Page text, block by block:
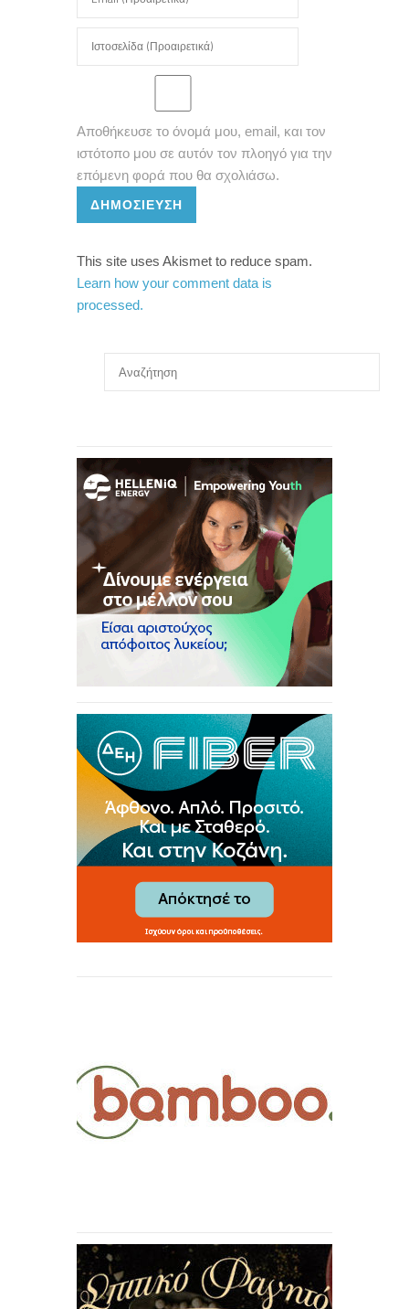
Αποθήκευσε το όνομά μου, email, και τον
ιστότοπο μου σε αυτόν τον πλοηγό για την
επόμενη φορά που θα σχολιάσω.
ΔΗΜΟΣΊΕΥΣΗ
This site uses Akismet to reduce spam.
Learn how your comment data is
processed.